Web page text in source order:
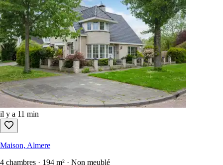
il y a 11 min
Maison, Almere
4 chambres · 194 m² · Non meublé